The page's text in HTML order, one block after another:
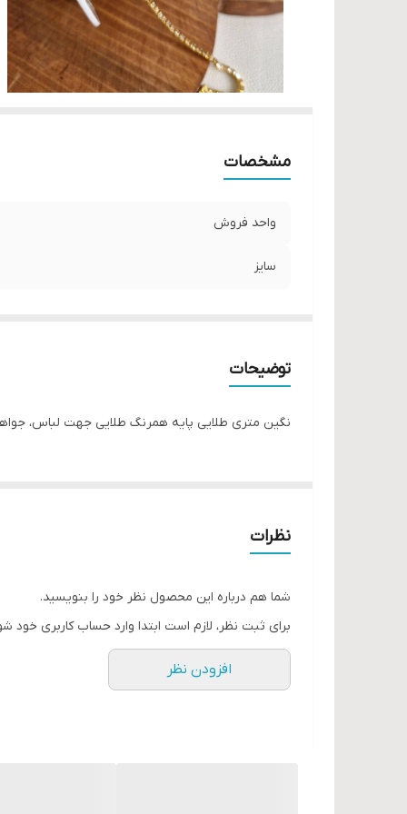
مشخصات
واحد فروش
سایز
توضیحات
نگین متری طلایی پایه همرنگ طلایی جهت لباس،
نظرات
شما هم درباره این محصول نظر خود را بنویسید.
برای ثبت نظر، لازم است ابتدا وارد حساب کاربری خود
افزودن نظر